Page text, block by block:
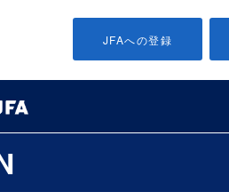
JFAへの登録